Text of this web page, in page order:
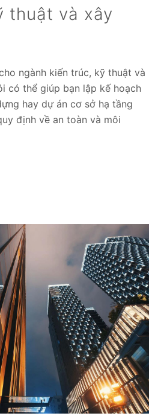
thuật và xây
ngành kiến trúc, kỹ thuật và
có thể giúp bạn lập kế hoạch
hay dự án cơ sở hạ tầng
định về an toàn và môi